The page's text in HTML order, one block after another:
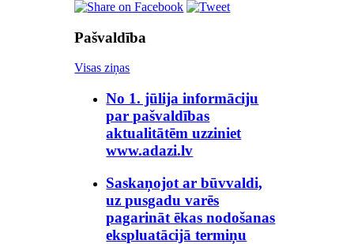
Pašvaldība
Visas ziņas
No 1. jūlija informāciju
par pašvaldības
aktualitātēm uzziniet
www.adazi.lv
Saskaņojot ar būvvaldi,
uz pusgadu varēs
pagarināt ēkas nodošanas
ekspluatācijā termiņu